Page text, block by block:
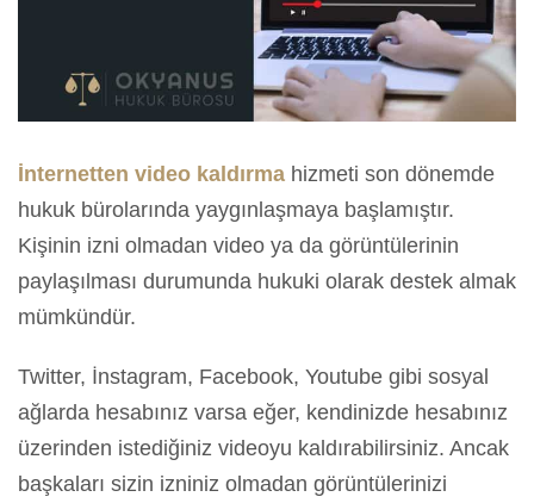
İnternetten video kaldırma hizmeti son dönemde
hukuk bürolarında yaygınlaşmaya başlamıştır.
Kişinin izni olmadan video ya da görüntülerinin
paylaşılması durumunda hukuki olarak destek almak
mümkündür.
Twitter, İnstagram, Facebook, Youtube gibi sosyal
ağlarda hesabınız varsa eğer, kendinizde hesabınız
üzerinden istediğiniz videoyu kaldırabilirsiniz. Ancak
başkaları sizin izniniz olmadan görüntülerinizi